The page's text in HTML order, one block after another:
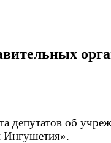
депутатов об
Ингушетия».